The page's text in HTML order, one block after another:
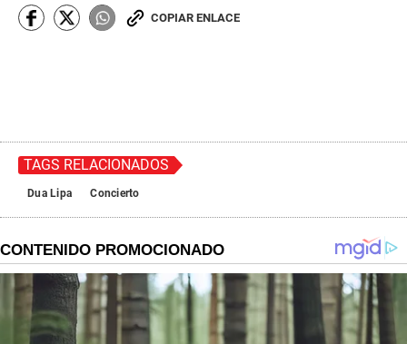
COPIAR ENLACE
TAGS RELACIONADOS
Dua Lipa Concierto